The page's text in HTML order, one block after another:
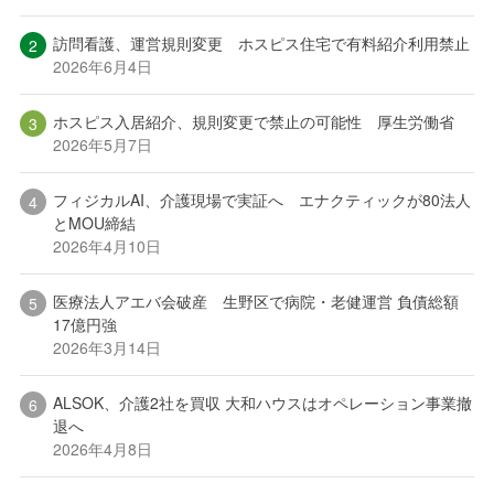
訪問看護、運営規則変更 ホスピス住宅で有料紹介利用禁止
2026年6月4日
ホスピス入居紹介、規則変更で禁止の可能性 厚生労働省
2026年5月7日
フィジカルAI、介護現場で実証へ エナクティックが80法人
とMOU締結
2026年4月10日
医療法人アエバ会破産 生野区で病院・老健運営 負債総額
17億円強
2026年3月14日
ALSOK、介護2社を買収 大和ハウスはオペレーション事業撤
退へ
2026年4月8日